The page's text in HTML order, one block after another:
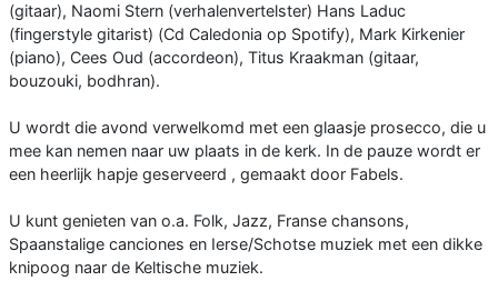
(gitaar), Naomi Stern (verhalenvertelster) Hans Laduc
(fingerstyle gitarist) (Cd Caledonia op Spotify), Mark Kirkenier
(piano), Cees Oud (accordeon), Titus Kraakman (gitaar,
bouzouki, bodhran).
U wordt die avond verwelkomd met een glaasje prosecco, die u
mee kan nemen naar uw plaats in de kerk. In de pauze wordt er
een heerlijk hapje geserveerd , gemaakt door Fabels.
U kunt genieten van o.a. Folk, Jazz, Franse chansons,
Spaanstalige canciones en Ierse/Schotse muziek met een dikke
knipoog naar de Keltische muziek.